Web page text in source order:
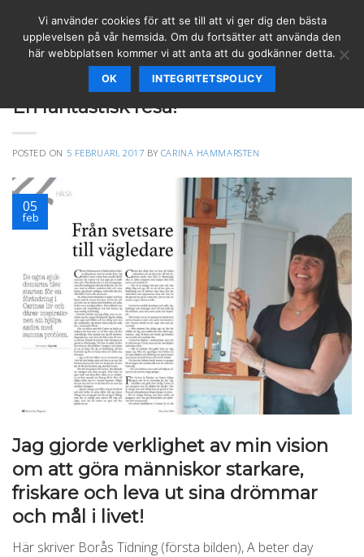
content
PODCAST & WEBB-TV
En fantastisk resa!
POSTED ON 5 FEBRUARI, 2017 BY CARINA HAMMARSTEN
05
feb
Jag gjorde verklighet av min vision
om att göra människor starkare,
friskare och leva ut sina drömmar
och mål i livet!
Här skriver Borås Tidning (första bilden), A beter day
Vi använder cookies för att se till att vi ger dig den bästa
upplevelsen på vår hemsida. Om du fortsätter att använda den
här webbplatsen kommer vi att anta att du godkänner detta.
OK INTEGRITETSPOLICY